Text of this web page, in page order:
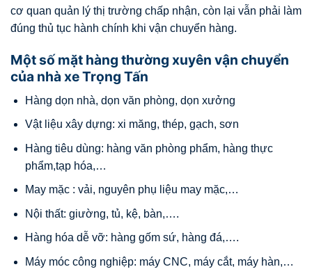
cơ quan quản lý thị trường chấp nhận, còn lại vẫn phải làm
đúng thủ tục hành chính khi vận chuyển hàng.
Một số mặt hàng thường xuyên vận chuyển
của nhà xe Trọng Tấn
Hàng dọn nhà, dọn văn phòng, dọn xưởng
Vật liệu xây dựng: xi măng, thép, gạch, sơn
Hàng tiêu dùng: hàng văn phòng phẩm, hàng thực
phẩm,tạp hóa,…
May mặc : vải, nguyên phụ liệu may mặc,…
Nội thất: giường, tủ, kệ, bàn,….
Hàng hóa dễ vỡ: hàng gốm sứ, hàng đá,….
Máy móc công nghiệp: máy CNC, máy cắt, máy hàn,…